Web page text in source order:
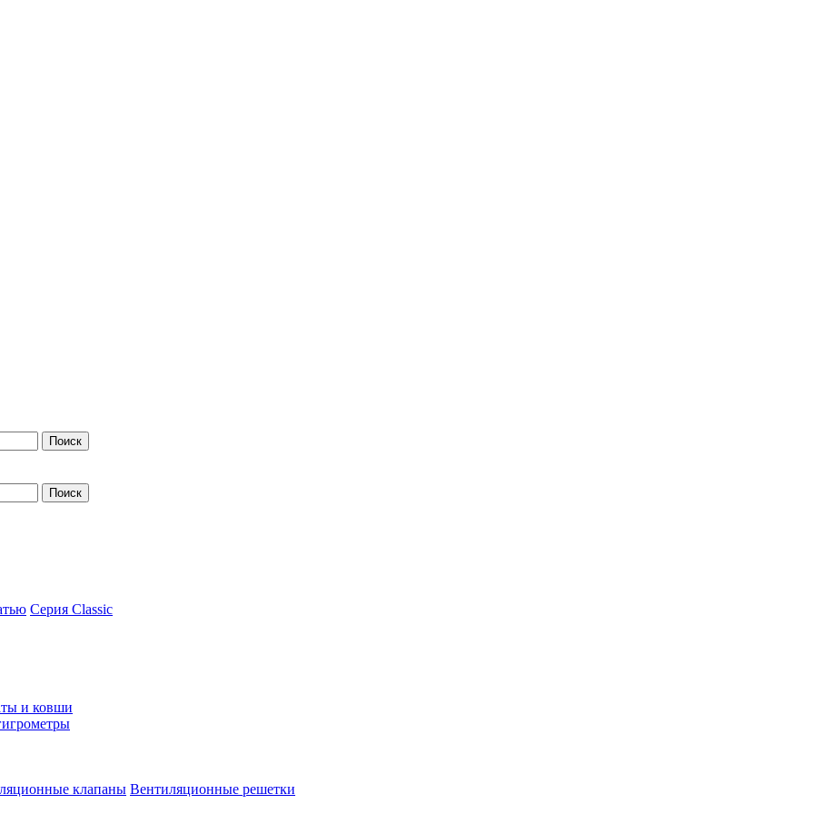
Серия Classic
и ковши
клапаны Вентиляционные решетки